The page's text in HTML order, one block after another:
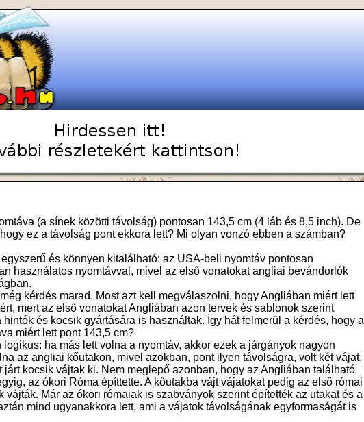
(a sínek közötti távolság) pontosan 143,5 cm (4 láb és 8,5 inch). De
ez a távolság pont ekkora lett? Mi olyan vonzó ebben a számban?
és könnyen kitalálható: az USA-beli nyomtáv pontosan
használatos nyomtávval, mivel az első vonatokat angliai bevándorlók
kérdés marad. Most azt kell megválaszolni, hogy Angliában miért lett
mert az első vonatokat Angliában azon tervek és sablonok szerint
hintók és kocsik gyártására is használtak. Így hát felmerül a kérdés, hogy a
miért lett pont 143,5 cm?
ha más lett volna a nyomtáv, akkor ezek a járgányok nagyon
az angliai kőutakon, mivel azokban, pont ilyen távolságra, volt két vájat,
járt kocsik vájtak ki. Nem meglepő azonban, hogy az Angliában található
az ókori Róma építtette. A kőutakba vájt vájatokat pedig az első római
vájták. Már az ókori rómaiak is szabványok szerint építették az utakat és a
mind ugyanakkora lett, ami a vájatok távolságának egyformaságát is